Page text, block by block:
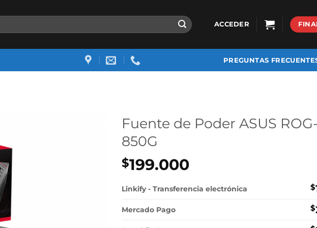
ACCEDER
PREGUNTAS
Fuente de Poder ASUS
850G
$199.000
Linkify - Transferencia electrónica $
Mercado Pago $